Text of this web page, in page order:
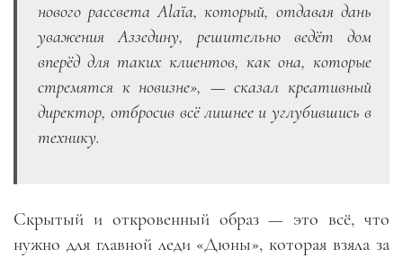
нового рассвета Alaïa, который, отдавая дань
уважения Аззедину, решительно ведёт дом
вперёд для таких клиентов, как она, которые
стремятся к новизне», — сказал креативный
директор, отбросив всё лишнее и углубившись в
технику.
Скрытый и откровенный образ — это всё, что
нужно для главной леди «Дюны», которая взяла за